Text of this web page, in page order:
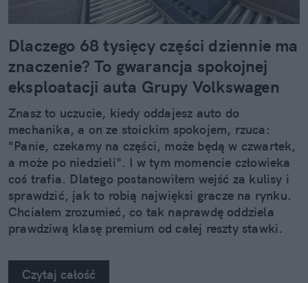
Dlaczego 68 tysięcy części dziennie ma
znaczenie? To gwarancja spokojnej
eksploatacji auta Grupy Volkswagen
Znasz to uczucie, kiedy oddajesz auto do
mechanika, a on ze stoickim spokojem, rzuca:
"Panie, czekamy na części, może będą w czwartek,
a może po niedzieli". I w tym momencie człowieka
coś trafia. Dlatego postanowiłem wejść za kulisy i
sprawdzić, jak to robią najwięksi gracze na rynku.
Chciałem zrozumieć, co tak naprawdę oddziela
prawdziwą klasę premium od całej reszty stawki.
się za głowę.
Czytaj całość